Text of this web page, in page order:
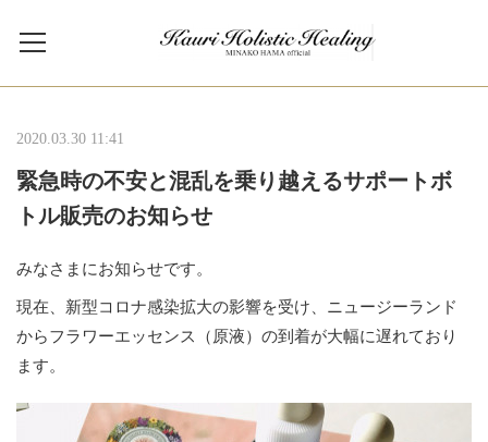
2020.03.30 11:41
緊急時の不安と混乱を乗り越えるサポートボ
トル販売のお知らせ
みなさまにお知らせです。
現在、新型コロナ感染拡大の影響を受け、ニュージーランド
からフラワーエッセンス（原液）の到着が大幅に遅れており
ます。